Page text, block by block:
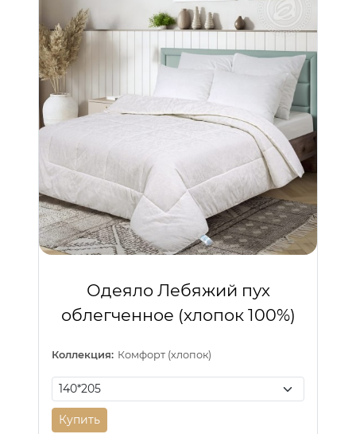
Одеяло Лебяжий пух
облегченное (хлопок 100%)
Коллекция: Комфорт (хлопок)
Купить